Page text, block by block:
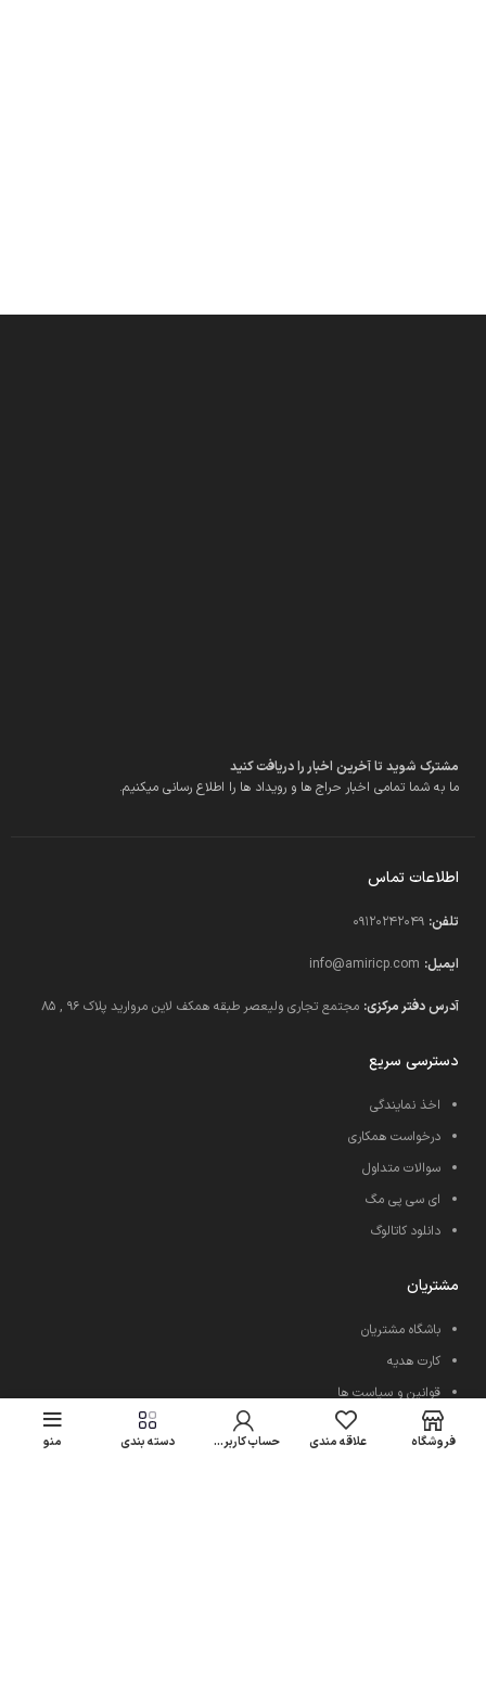
مشترک شوید تا آخرین اخبار را دریافت کنید
ما به شما تمامی اخبار حراج ها و رویداد ها را اطلاع رسانی میکنیم.
اطلاعات تماس
تلفن: 09120242049
ایمیل: info@amiricp.com
آدرس دفتر مرکزی: مجتمع تجاری ولیعصر طبقه همکف لاین مروارید پلاک 96 , 85
دسترسی سریع
اخذ نمایندگی
درخواست همکاری
سوالات متداول
ای سی پی مگ
دانلود کاتالوگ
مشتریان
باشگاه مشتریان
کارت هدیه
قوانین و سیاست ها
رویه ارسال کالا
فروشگاه علاقه مندی حساب کاربری من دسته بندی منو